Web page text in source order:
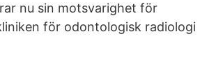
nu sin motsvarighet för
för odontologisk radiologi